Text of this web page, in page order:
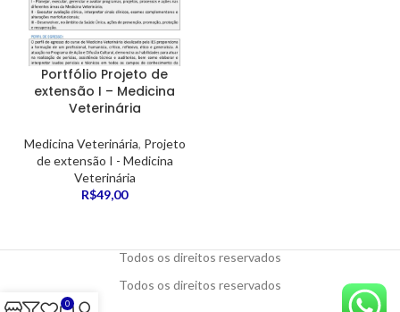
Portfólio Projeto de
extensão I – Medicina
Veterinária
Medicina Veterinária, Projeto
de extensão I - Medicina
Veterinária
R$49,00
Todos os direitos reservados
Todos os direitos reservados
0